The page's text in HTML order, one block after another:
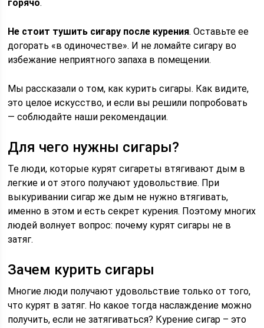
горячо.
Не стоит тушить сигару после курения. Оставьте ее
догорать «в одиночестве». И не ломайте сигару во
избежание неприятного запаха в помещении.
Мы рассказали о том, как курить сигары. Как видите,
это целое искусство, и если вы решили попробовать
— соблюдайте наши рекомендации.
Для чего нужны сигары?
Те люди, которые курят сигареты втягивают дым в
легкие и от этого получают удовольствие. При
выкуривании сигар же дым не нужно втягивать,
именно в этом и есть секрет курения. Поэтому многих
людей волнует вопрос: почему курят сигары не в
затяг.
Зачем курить сигары
Многие люди получают удовольствие только от того,
что курят в затяг. Но какое тогда наслаждение можно
получить, если не затягиваться? Курение сигар – это